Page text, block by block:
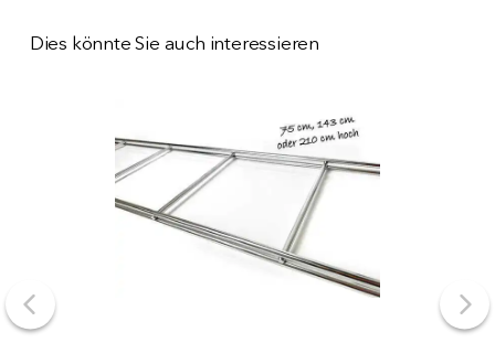
Dies könnte Sie auch interessieren